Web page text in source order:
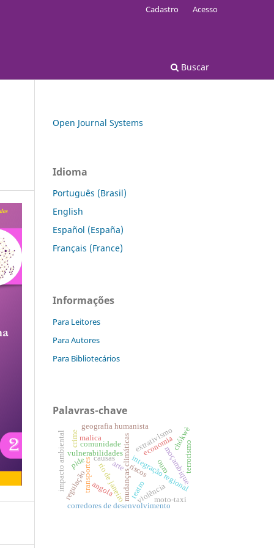
Buscar
Cadastro Acesso
Open Journal Systems
Idioma
Português (Brasil)
English
Español (España)
Français (France)
Informações
Para Leitores
Para Autores
Para Bibliotecários
Palavras-chave
mudanças climáticasriscos
vulnerabilidades economiamoçambique
transportes
corredores de desenvolvimento
integração regional
rio de janeiro
angola
arte
teatro
extrativismo
ouro
regulação
causas
impacto ambiental comunidade
pide
violência
crime
geografia humanista
terrorismo
malica chókwè
moto-taxi